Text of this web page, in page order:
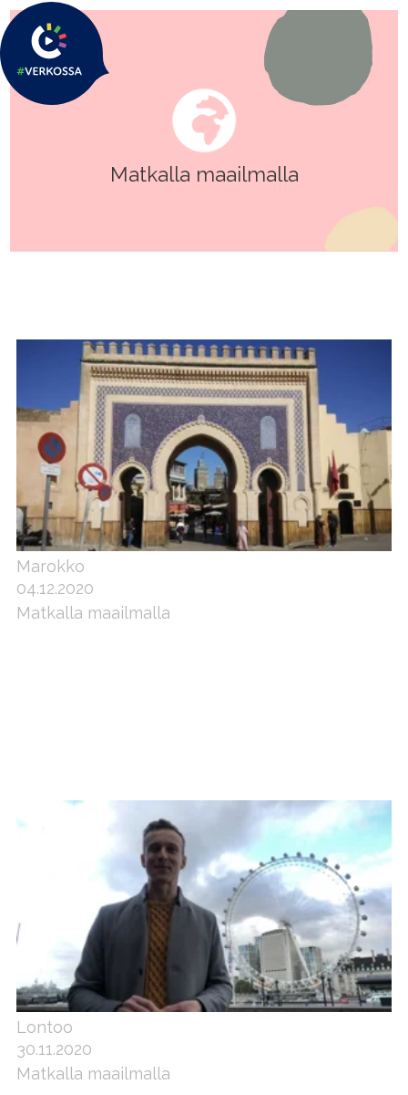
Matkalla maailmalla
Marokko
04.12.2020
Matkalla maailmalla
Lontoo
30.11.2020
Matkalla maailmalla